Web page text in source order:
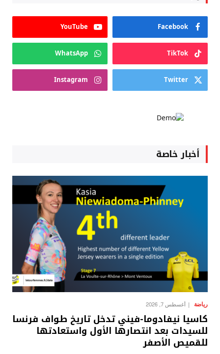
Facebook
YouTube
TikTok
WhatsApp
Twitter
Instagram
أخبار خاصة
رياضة أغسطس 7, 2026
كاسيا نيفادوما-فيني تدخل تاريخ طواف فرنسا
للسيدات بعد انتصارها الأول واستعادتها
للقميص الأصفر